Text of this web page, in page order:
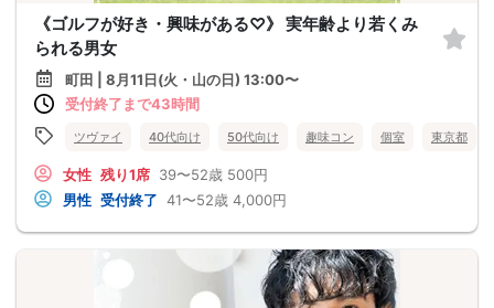
《ゴルフが好き・興味がある♡》 実年齢より若くみ
られる男女
町田 | 8月11日(火・山の日) 13:00〜
受付終了まで43時間
ツヴァイ 40代向け 50代向け 趣味コン 個室 東京都
女性 残り1席 39〜52歳 500円
男性 受付終了 41〜52歳 4,000円